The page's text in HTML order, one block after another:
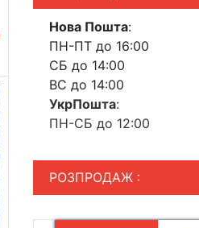
Нова Пошта:
ПН-ПТ до 16:00
СБ до 14:00
ВС до 14:00
УкрПошта:
ПН-СБ до 12:00
РОЗПРОДАЖ :